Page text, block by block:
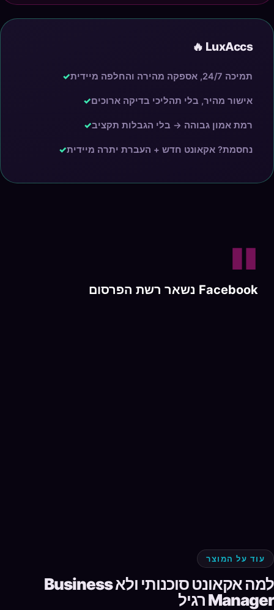
LuxAccs 🔥
✓ תמיכה 24/7, אספקה מהירה והחלפה מיידית
✓אישור מהיר, בלי תהליכי בדיקה ארוכים
✓רמת אמון גבוהה → בלי הגבלות תקציב
✓נחסמת? אקאונט חדש + העברת יתרה מיידית
"
Facebook נשאר רשת הפרסום הגדולה
עוד על המוצר
למה אקאונט סוכנותי ולא Business
Manager רגיל